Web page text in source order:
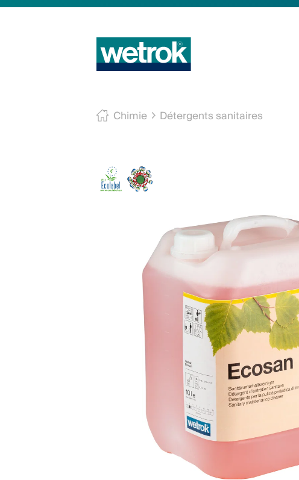
Chimie Détergents sanitaires